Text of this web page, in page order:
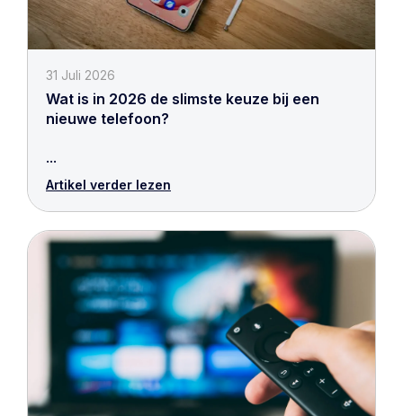
31 Juli 2026
Wat is in 2026 de slimste keuze bij een
nieuwe telefoon?
...
Artikel verder lezen